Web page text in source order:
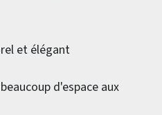
et élégant
d'espace aux